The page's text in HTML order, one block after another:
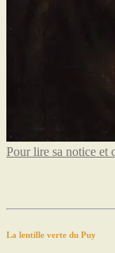
Pour lire sa notice et
La lentille verte du Puy